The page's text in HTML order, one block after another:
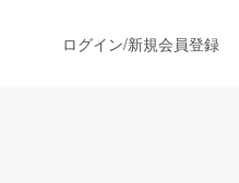
ログイン/新規会員登録